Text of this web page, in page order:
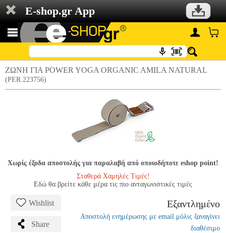
E-shop.gr App
ΖΩΝΗ ΓΙΑ POWER YOGA ORGANIC AMILA NATURAL
(PER.223756)
Χωρίς έξοδα αποστολής για παραλαβή από οποιοδήποτε eshop point!
Σταθερά Χαμηλές Τιμές!
Εδώ θα βρείτε κάθε μέρα τις πιο ανταγωνιστικές τιμές
Wishlist
Share
Εξαντλημένο
Αποστολή ενημέρωσης με email μόλις ξαναγίνει
διαθέσιμο